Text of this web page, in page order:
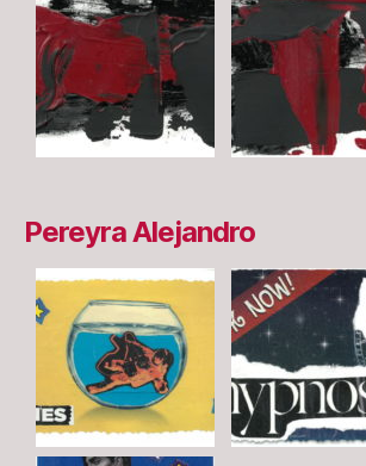
Pereyra Alejandro